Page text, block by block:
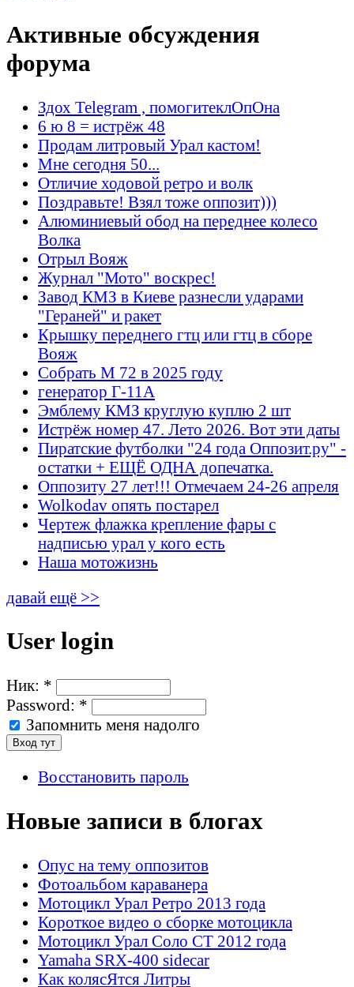
Активные обсуждения
форума
Здох Telegram , помогитеклОпОна
6 ю 8 = истрёж 48
Продам литровый Урал кастом!
Мне сегодня 50...
Отличие ходовой ретро и волк
Поздравьте! Взял тоже оппозит)))
Алюминиевый обод на переднее колесо
Волка
Отрыл Вояж
Журнал "Мото" воскрес!
Завод КМЗ в Киеве разнесли ударами
"Гераней" и ракет
Крышку переднего гтц или гтц в сборе
Вояж
Собрать М 72 в 2025 году
генератор Г-11А
Эмблему КМЗ круглую куплю 2 шт
Истрёж номер 47. Лето 2026. Вот эти даты
Пиратские футболки "24 года Оппозит.ру" -
остатки + ЕЩЁ ОДНА допечатка.
Оппозиту 27 лет!!! Отмечаем 24-26 апреля
Wolkodav опять постарел
Чертеж флажка крепление фары с
надписью урал у кого есть
Наша мотожизнь
давай ещё >>
User login
Ник: *
Password: *
Запомнить меня надолго
Восстановить пароль
Новые записи в блогах
Опус на тему оппозитов
Фотоальбом караванера
Мотоцикл Урал Ретро 2013 года
Короткое видео о сборке мотоцикла
Мотоцикл Урал Соло СТ 2012 года
Yamaha SRX-400 sidecar
Как колясЯтся Литры